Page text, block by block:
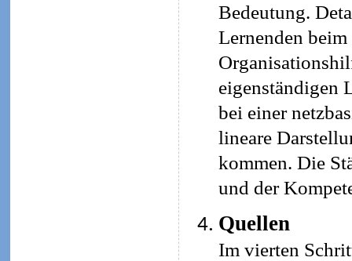
Bedeutung.
Lernenden
eigenständigen
bei einer
lineare
kommen. Die
und der
Quellen
Im vierten